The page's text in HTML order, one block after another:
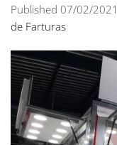
Published 07/02/2021
de Farturas